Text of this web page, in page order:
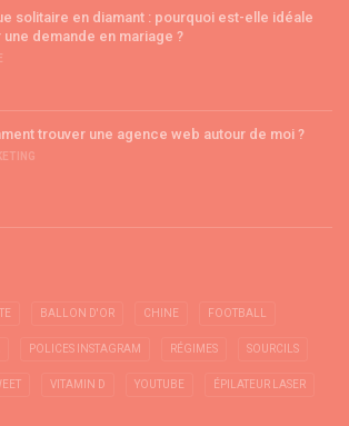
solitaire en diamant : pourquoi est-elle idéale
une demande en mariage ?
trouver une agence web autour de moi ?
BALLON D'OR CHINE FOOTBALL
POLICES INSTAGRAM RÉGIMES SOURCILS
VITAMIN D YOUTUBE ÉPILATEUR LASER